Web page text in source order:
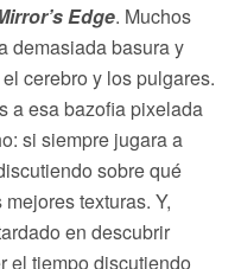
Edge. Muchos
demasiada basura y
cerebro y los pulgares.
a esa bazofia pixelada
si siempre jugara a
sobre qué
texturas. Y,
en descubrir
el tiempo discutiendo